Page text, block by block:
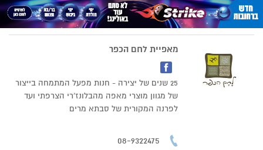
מאפיית לחם הכפר
25 שנים של יצירה - חנות מפעל המתמחה בייצור
של מגוון מוצרי מאפה מהבלונז'רי הצרפתי ועד
לפרנה המקורית של סבתא מרים
08-9322475